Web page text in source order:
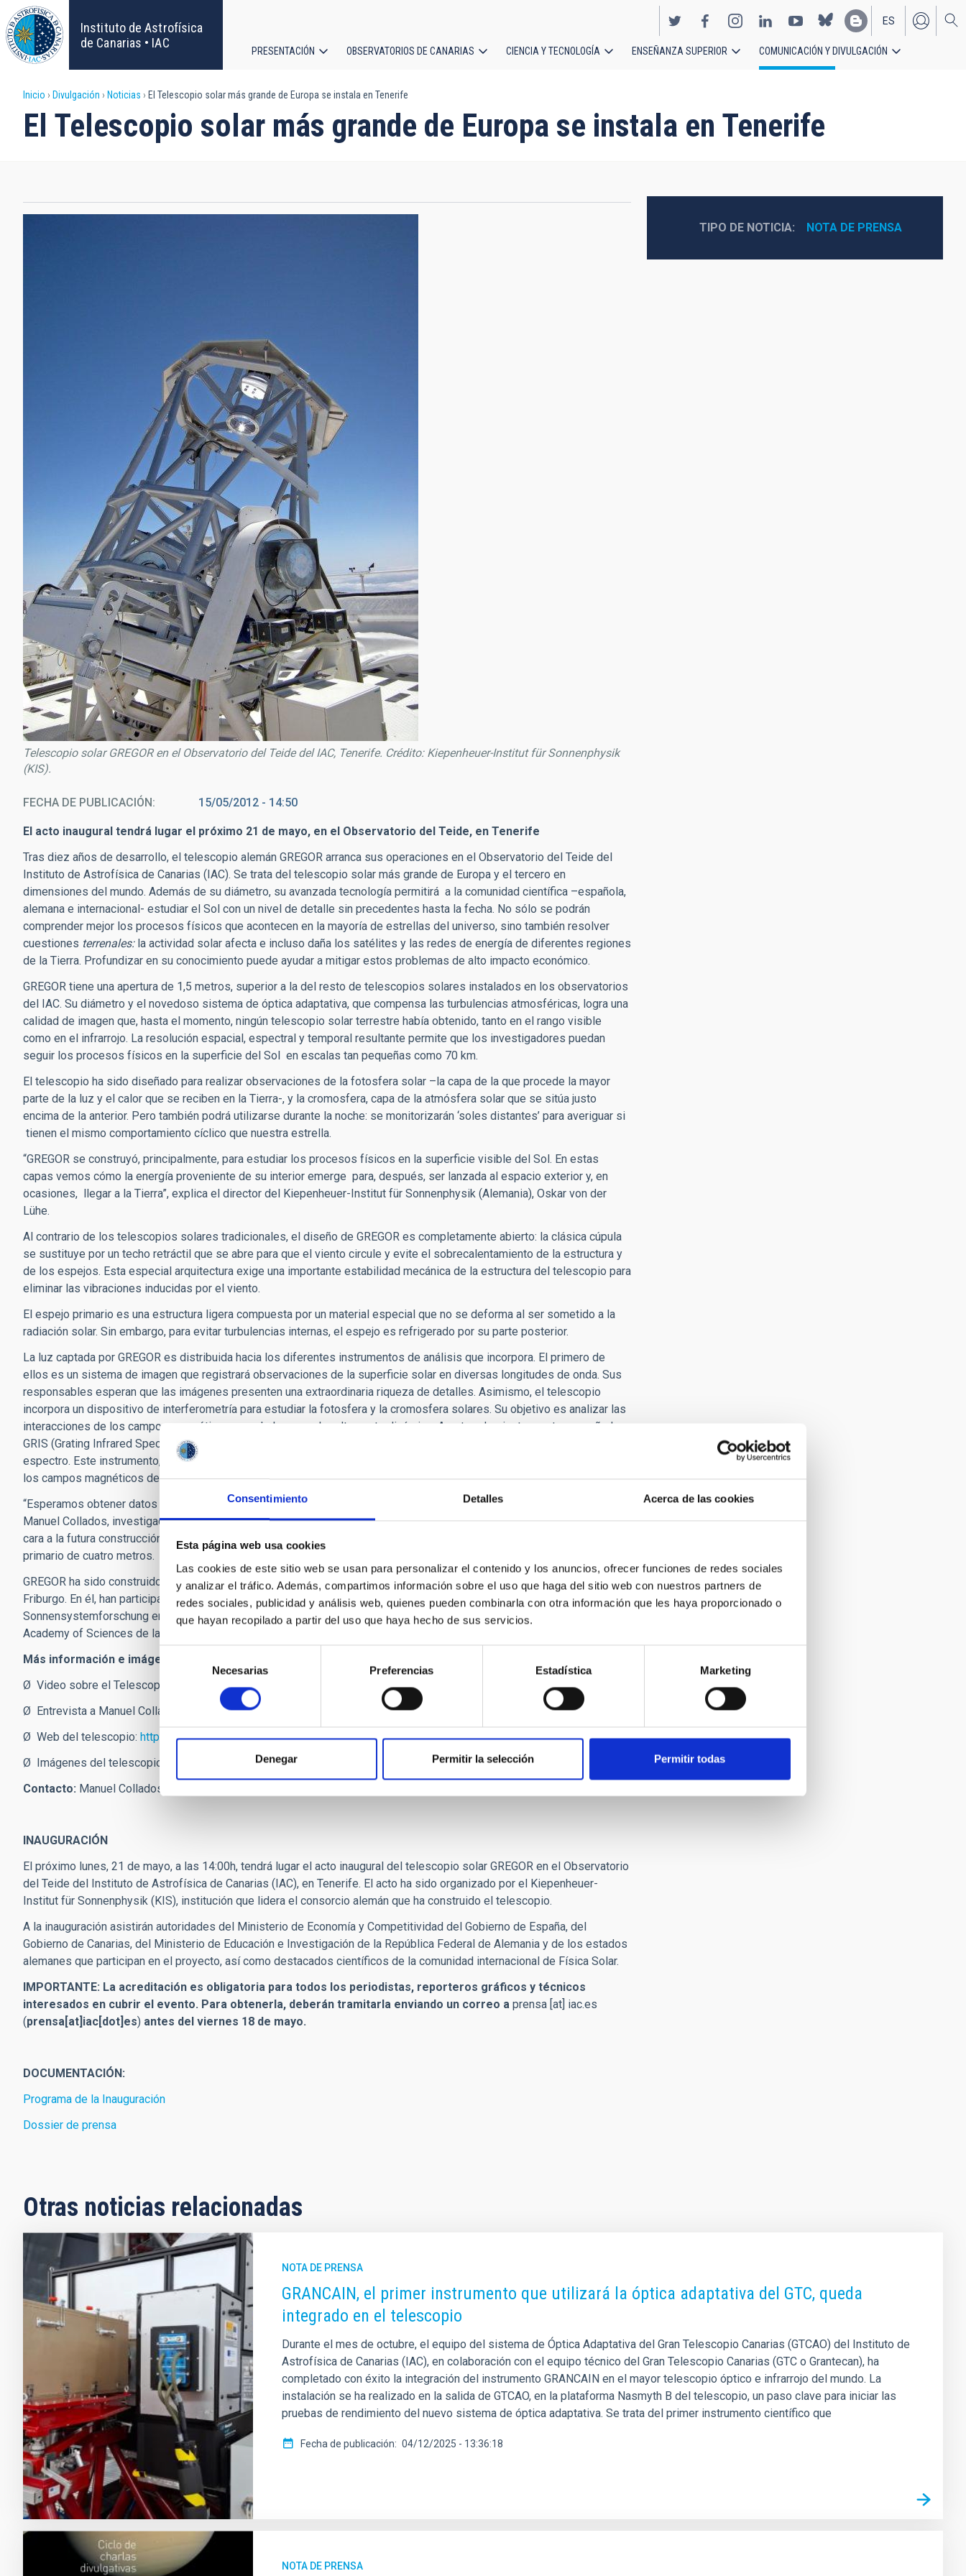
Consentimiento Detalles Acerca de las cookies
Esta página web usa cookies
Las cookies de este sitio web se usan para personalizar el contenido y los anuncios, ofrecer funciones de redes sociales
y analizar el tráfico. Además, compartimos información sobre el uso que haga del sitio web con nuestros partners de
redes sociales, publicidad y análisis web, quienes pueden combinarla con otra información que les haya proporcionado o
que hayan recopilado a partir del uso que haya hecho de sus servicios.
consentimiento
Necesarias Preferencias Estadística Marketing
Denegar Permitir la selección Permitir todas
Pasar
al
contenido
principal
Instituto de Astrofísica
de Canarias • IAC
EN
ES
principal
PRESENTACIÓN OBSERVATORIOS DE CANARIAS CIENCIA Y TECNOLOGÍA ENSEÑANZA SUPERIOR COMUNICACIÓN Y DIVULGACIÓN
Sobrescribir
enlaces
ayuda
Inicio Divulgación Noticias El Telescopio solar más grande de Europa se instala en Tenerife
El Telescopio solar más grande de Europa se instala en Tenerife
Telescopio solar GREGOR en el Observatorio del Teide del IAC, Tenerife. Crédito: Kiepenheuer-Institut für Sonnenphysik
(KIS).
FECHA DE PUBLICACIÓN 15/05/2012 - 14:50
El acto inaugural tendrá lugar el próximo 21 de mayo, en el Observatorio del Teide, en Tenerife
Tras diez años de desarrollo, el telescopio alemán GREGOR arranca sus operaciones en el Observatorio del Teide del
Instituto de Astrofísica de Canarias (IAC). Se trata del telescopio solar más grande de Europa y el tercero en
dimensiones del mundo. Además de su diámetro, su avanzada tecnología permitirá a la comunidad científica –española,
alemana e internacional- estudiar el Sol con un nivel de detalle sin precedentes hasta la fecha. No sólo se podrán
comprender mejor los procesos físicos que acontecen en la mayoría de estrellas del universo, sino también resolver
cuestiones terrenales:la actividad solar afecta e incluso daña los satélites y las redes de energía de diferentes regiones
de la Tierra. Profundizar en su conocimiento puede ayudar a mitigar estos problemas de alto impacto económico.
GREGOR tiene una apertura de 1,5 metros, superior a la del resto de telescopios solares instalados en los observatorios
del IAC. Su diámetro y el novedoso sistema de óptica adaptativa, que compensa las turbulencias atmosféricas, logra una
calidad de imagen que, hasta el momento, ningún telescopio solar terrestre había obtenido, tanto en el rango visible
como en el infrarrojo. La resolución espacial, espectral y temporal resultante permite que los investigadores puedan
seguir los procesos físicos en la superficie del Sol en escalas tan pequeñas como 70 km.
El telescopio ha sido diseñado para realizar observaciones de la fotosfera solar –la capa de la que procede la mayor
parte de la luz y el calor que se reciben en la Tierra-, y la cromosfera, capa de la atmósfera solar que se sitúa justo
encima de la anterior. Pero también podrá utilizarse durante la noche: se monitorizarán ‘soles distantes’ para averiguar si
tienen el mismo comportamiento cíclico que nuestra estrella.
“GREGOR se construyó, principalmente, para estudiar los procesos físicos en la superficie visible del Sol. En estas
capas vemos cómo la energía proveniente de su interior emerge para, después, ser lanzada al espacio exterior y, en
ocasiones, llegar a la Tierra”, explica el director del Kiepenheuer-Institut für Sonnenphysik (Alemania), Oskar von der
Lühe.
Al contrario de los telescopios solares tradicionales, el diseño de GREGOR es completamente abierto: la clásica cúpula
se sustituye por un techo retráctil que se abre para que el viento circule y evite el sobrecalentamiento de la estructura y
de los espejos. Esta especial arquitectura exige una importante estabilidad mecánica de la estructura del telescopio para
eliminar las vibraciones inducidas por el viento.
El espejo primario es una estructura ligera compuesta por un material especial que no se deforma al ser sometido a la
radiación solar. Sin embargo, para evitar turbulencias internas, el espejo es refrigerado por su parte posterior.
La luz captada por GREGOR es distribuida hacia los diferentes instrumentos de análisis que incorpora. El primero de
ellos es un sistema de imagen que registrará observaciones de la superficie solar en diversas longitudes de onda. Sus
responsables esperan que las imágenes presenten una extraordinaria riqueza de detalles. Asimismo, el telescopio
incorpora un dispositivo de interferometría para estudiar la fotosfera y la cromosfera solares. Su objetivo es analizar las
interacciones de los campos magnéticos con el plasma solar, altamente dinámico. A estos dos instrumentos, se añade
GRIS (Grating Infrared Spectrograph), un espectrógrafo que estudiará la atmósfera solar en la parte infrarroja del
espectro. Este instrumento, que ha sido diseñado y desarrollado en el IAC, será capaz de generar mapas detallados de
los campos magnéticos del Sol.
“Esperamos obtener datos de una calidad superior a la de los telescopios espaciales”, explica el investigador del IAC
Manuel Collados, investigador principal del instrumento GRIS. A su juicio, GREGOR es además un “banco de pruebas” de
cara a la futura construcción del Telescopio Solar Europeo (EST, en su acrónimo inglés) que contará con un espejo
primario de cuatro metros.
GREGOR ha sido construido por un consorcio alemán bajo el liderazgo del Kiepenheuer-Institut für Sonnenphysik en
Friburgo. En él, han participado el Leibniz-Institut für Astrophysik Potsdam, el Max-Planck-Institut für
Sonnensystemforschung en Katlenburg/Lindau, el Institut für Astrophysik Göttingen, el Astronomical Institute of the
Academy of Sciences de la República Checa y el Instituto de Astrofísica de Canarias.
Más información e imágenes:
Ø Video sobre el Telescopio GREGOR:
http://youtu.be/OLVJD-MUq2Q
Ø Entrevista a Manuel Collados Vera:
http://youtu.be/lBRLSj7i96M
Ø Web del telescopio: http://www.kis.uni-freiburg.de/index.php?id=163&L=1
Ø Imágenes del telescopio:
http://www.kis.uni-freiburg.de/index.php?id=168&L=1
Contacto: Manuel Collados Vera, investigador del IAC.
INAUGURACIÓN
El próximo lunes, 21 de mayo, a las 14:00h, tendrá lugar el acto inaugural del telescopio solar GREGOR en el Observatorio
del Teide del Instituto de Astrofísica de Canarias (IAC), en Tenerife. El acto ha sido organizado por el Kiepenheuer-
Institut für Sonnenphysik (KIS), institución que lidera el consorcio alemán que ha construido el telescopio.
A la inauguración asistirán autoridades del Ministerio de Economía y Competitividad del Gobierno de España, del
Gobierno de Canarias, del Ministerio de Educación e Investigación de la República Federal de Alemania y de los estados
alemanes que participan en el proyecto, así como destacados científicos de la comunidad internacional de Física Solar.
IMPORTANTE: La acreditación es obligatoria para todos los periodistas, reporteros gráficos y técnicos
interesados en cubrir el evento. Para obtenerla, deberán tramitarla enviando un correo a prensa [at] iac.es
(prensa[at]iac[dot]es) antes del viernes 18 de mayo.
DOCUMENTACIÓN:
Programa de la Inauguración
Dossier de prensa
TIPO DE NOTICIA NOTA DE PRENSA
Otras noticias relacionadas
NOTA DE PRENSA
GRANCAIN, el primer instrumento que utilizará la óptica adaptativa del GTC, queda
integrado en el telescopio
Durante el mes de octubre, el equipo del sistema de Óptica Adaptativa del Gran Telescopio Canarias (GTCAO) del Instituto de
Astrofísica de Canarias (IAC), en colaboración con el equipo técnico del Gran Telescopio Canarias (GTC o Grantecan), ha
completado con éxito la integración del instrumento GRANCAIN en el mayor telescopio óptico e infrarrojo del mundo. La
instalación se ha realizado en la salida de GTCAO, en la plataforma Nasmyth B del telescopio, un paso clave para iniciar las
pruebas de rendimiento del nuevo sistema de óptica adaptativa. Se trata del primer instrumento científico que
Fecha de publicación 04/12/2025 - 13:36:18
NOTA DE PRENSA